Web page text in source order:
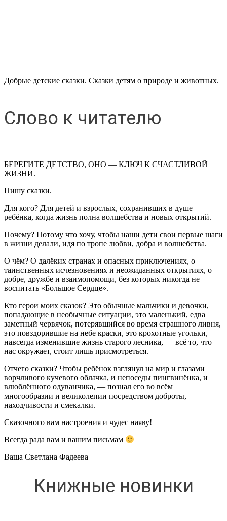
Добрые детские сказки. Сказки детям о природе и животных.
Слово к читателю
БЕРЕГИТЕ ДЕТСТВО, ОНО — КЛЮЧ К СЧАСТЛИВОЙ
ЖИЗНИ.
Пишу сказки.
Для кого? Для детей и взрослых, сохранивших в душе
ребёнка, когда жизнь полна волшебства и новых открытий.
Почему? Потому что хочу, чтобы наши дети свои первые шаги
в жизни делали, идя по тропе любви, добра и волшебства.
О чём? О далёких странах и опасных приключениях, о
таинственных исчезновениях и неожиданных открытиях, о
добре, дружбе и взаимопомощи, без которых никогда не
воспитать «Большое Сердце».
Кто герои моих сказок? Это обычные мальчики и девочки,
попадающие в необычные ситуации, это маленький, едва
заметный червячок, потерявшийся во время страшного ливня,
это повздорившие на небе краски, это крохотные угольки,
навсегда изменившие жизнь старого лесника, — всё то, что
нас окружает, стоит лишь присмотреться.
Отчего сказки? Чтобы ребёнок взглянул на мир и глазами
ворчливого кучевого облачка, и непоседы пингвинёнка, и
влюблённого одуванчика, — познал его во всём
многообразии и великолепии посредством доброты,
находчивости и смекалки.
Сказочного вам настроения и чудес наяву!
Всегда рада вам и вашим письмам
Ваша Светлана Фадеева
Книжные новинки